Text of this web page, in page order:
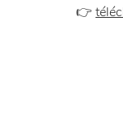
👉